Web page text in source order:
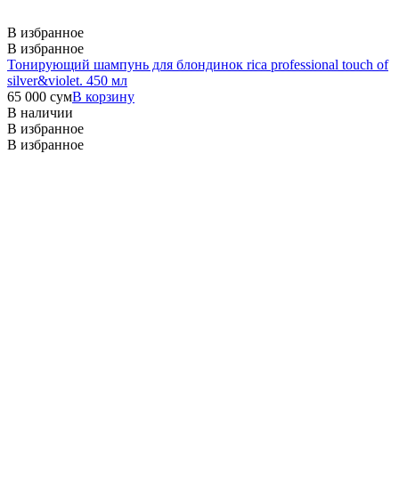
В избранное
В избранное
Тонирующий шампунь для блондинок rica professional touch of
silver&violet. 450 мл
65 000 сумВ корзину
В наличии
В избранное
В избранное